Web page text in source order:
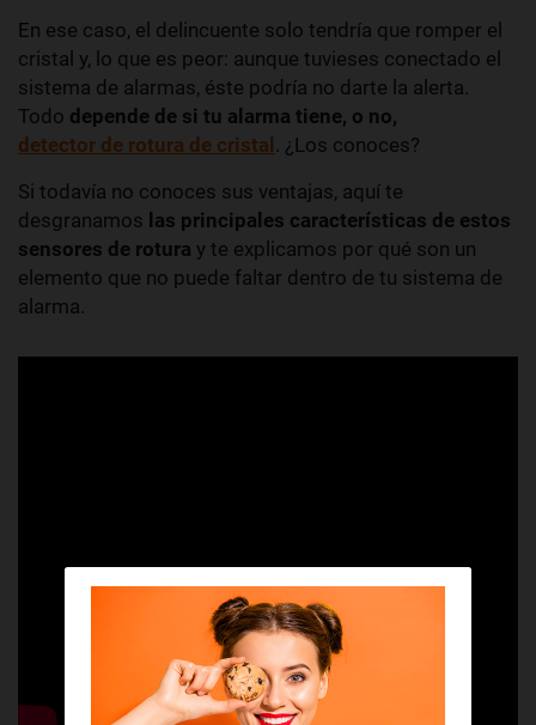
En ese caso, el delincuente solo tendría que romper el
cristal y, lo que es peor: aunque tuvieses conectado el
sistema de alarmas, éste podría no darte la alerta.
Todo depende de si tu alarma tiene, o no,
detector de rotura de cristal . ¿Los conoces?
Si todavía no conoces sus ventajas, aquí te
desgranamos las principales características de estos
sensores de rotura y te explicamos por qué son un
elemento que no puede faltar dentro de tu sistema de
alarma.